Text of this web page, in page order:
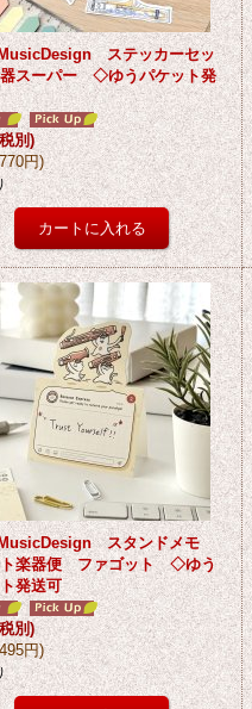
ステッカーセッ
スーパー ◇ゆうパケット発
別)
770円)
スタンドメモ
ト楽器便 ファゴット ◇ゆう
発送可
別)
495円)